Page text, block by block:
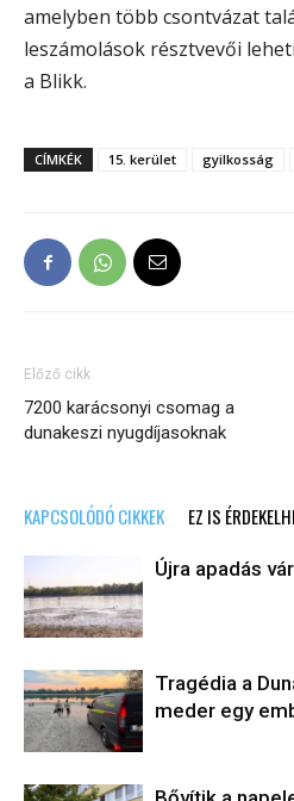
amelyben több csontvázat
leszámolások résztvevői
a Blikk.
CÍMKÉK 15. kerület gyilkosság
Előző cikk
7200 karácsonyi csomag a
dunakeszi nyugdíjasoknak
KAPCSOLÓDÓ CIKKEK EZ IS
Újra apadás
Tragédia a
meder egy